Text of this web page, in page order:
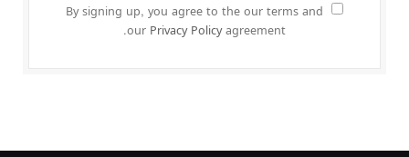
By signing up, you agree to the our terms and
our Privacy Policyagreement.